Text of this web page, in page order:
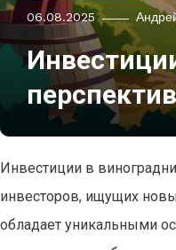
06.08.2025
Инвестиции в
инвесторов, ищущих
обладает уникальными